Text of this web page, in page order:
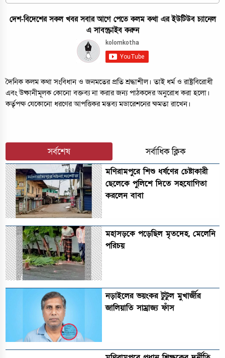
দেশ-বিদেশের সকল খবর সবার আগে পেতে কলম কথা এর ইউটিউব চ্যানেল
এ সাবস্ক্রাইব করুন
দৈনিক কলম কথা সংবিধান ও জনমতের প্রতি শ্রদ্ধাশীল। তাই ধর্ম ও রাষ্ট্রবিরোধী
এবং উষ্কানীমূলক কোনো বক্তব্য না করার জন্য পাঠকদের অনুরোধ করা হলো।
কর্তৃপক্ষ যেকোনো ধরণের আপত্তিকর মন্তব্য মডারেশনের ক্ষমতা রাখেন।
সর্বশেষ সর্বাধিক ক্লিক
মণিরামপুরে শিশু ধর্ষণের চেষ্টাকারী
ছেলেকে পুলিশে দিতে সহযোগিতা
করলেন বাবা
মহাসড়কে পড়েছিল মৃতদেহ, মেলেনি
পরিচয়
নড়াইলের ভয়ংকর টুটুল মুখার্জীর
জালিয়াতি সাম্রাজ্য ফাঁস